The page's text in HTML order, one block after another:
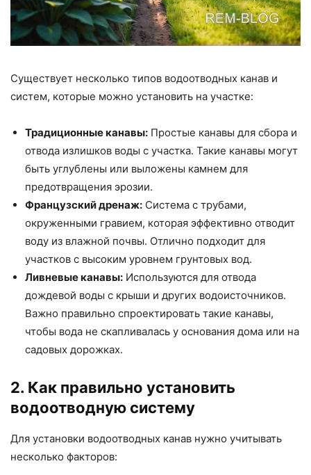
Существует несколько типов водоотводных канав и
систем, которые можно установить на участке:
Традиционные канавы: Простые канавы для сбора и
отвода излишков воды с участка. Такие канавы могут
быть углублены или выложены камнем для
предотвращения эрозии.
Французский дренаж: Система с трубами,
окруженными гравием, которая эффективно отводит
воду из влажной почвы. Отлично подходит для
участков с высоким уровнем грунтовых вод.
Ливневые канавы: Используются для отвода
дождевой воды с крыши и других водоисточников.
Важно правильно спроектировать такие канавы,
чтобы вода не скапливалась у основания дома или на
садовых дорожках.
2. Как правильно установить
водоотводную систему
Для установки водоотводных канав нужно учитывать
несколько факторов: